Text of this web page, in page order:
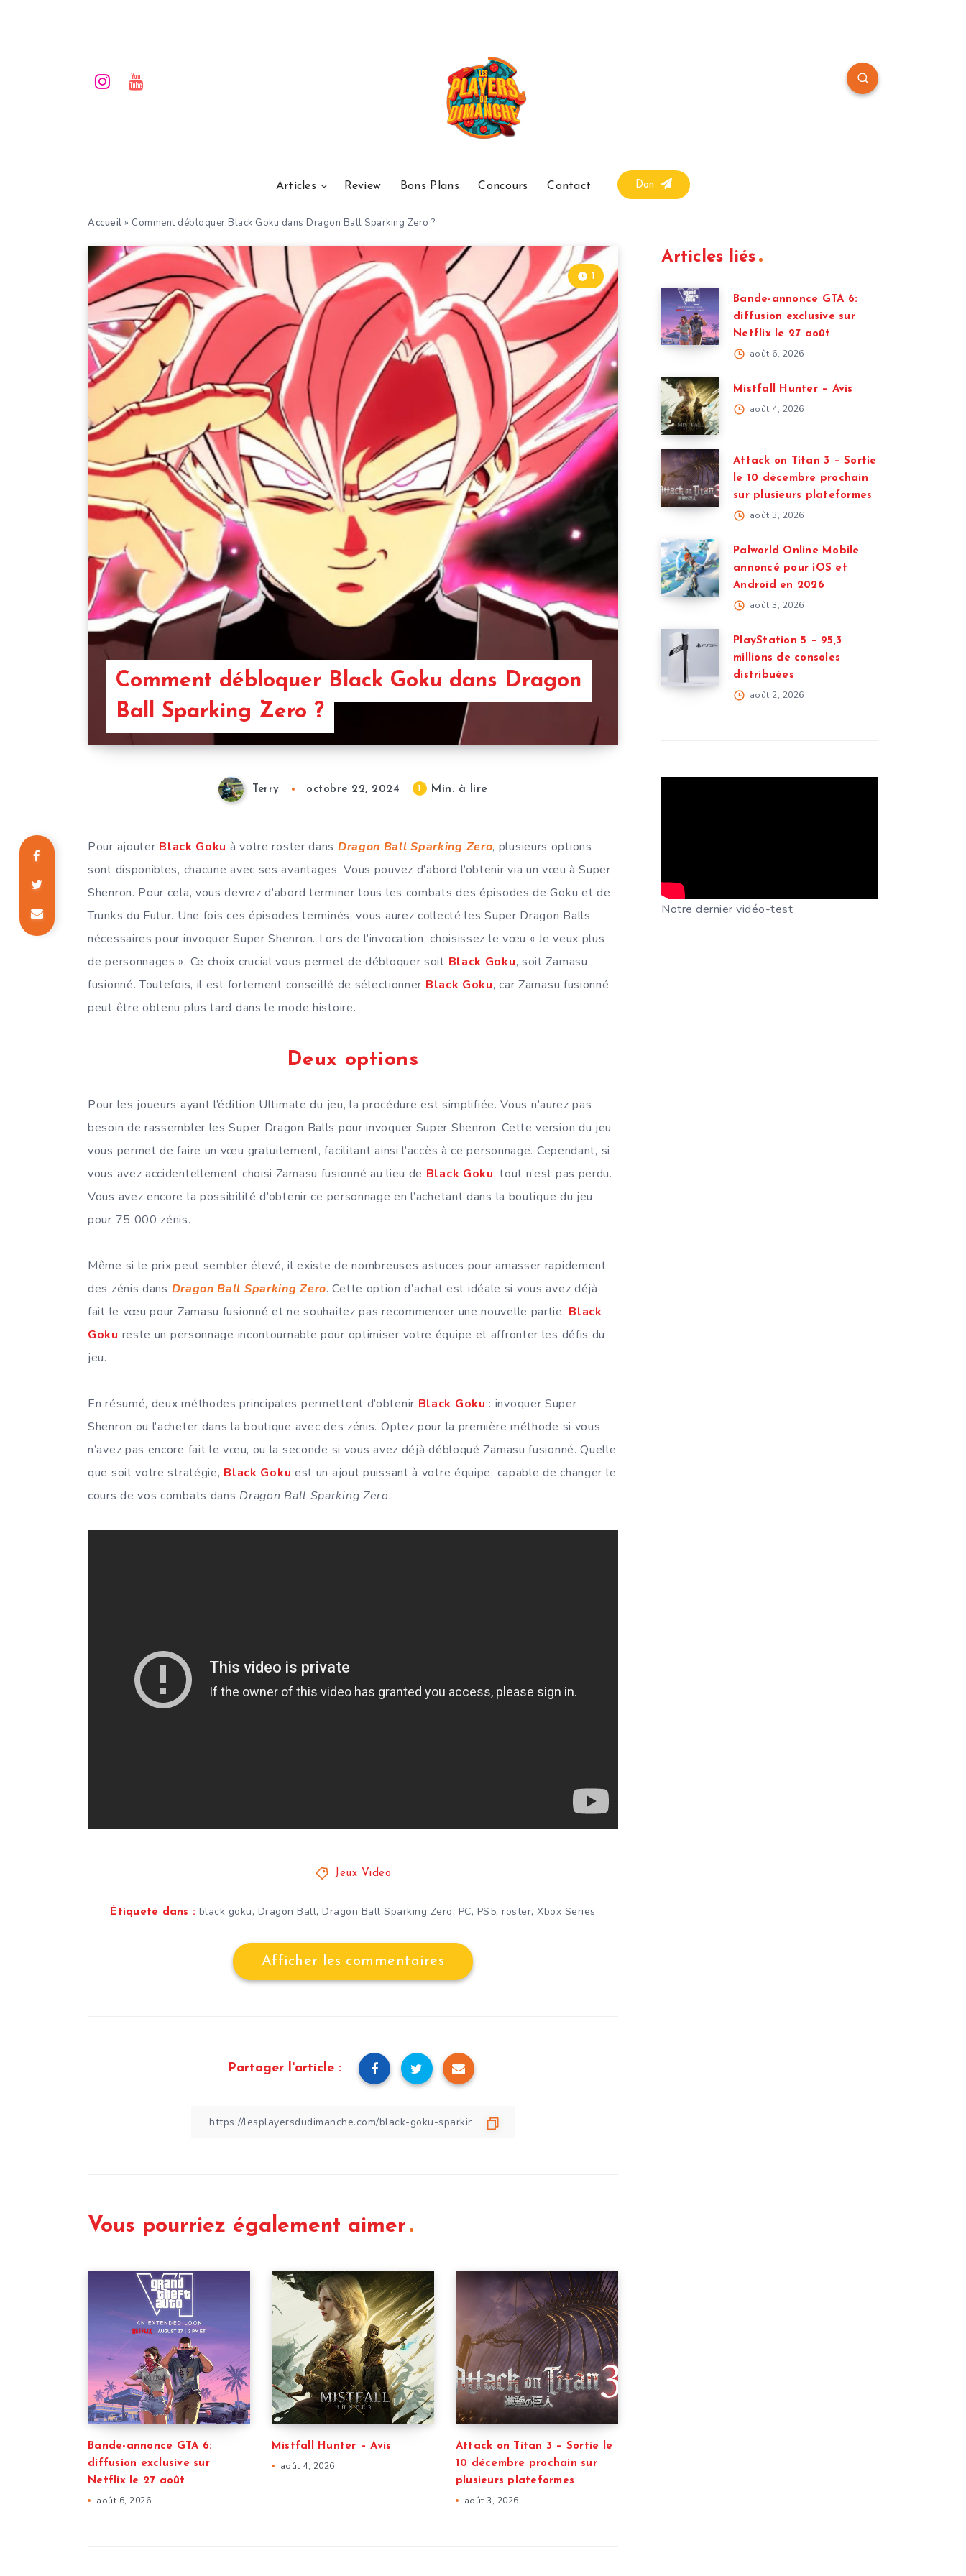
Articles Review Bons Plans Concours Contact Don
Accueil » Comment débloquer Black Goku dans Dragon Ball Sparking Zero ?
Comment débloquer Black Goku dans Dragon
Ball Sparking Zero ?
1
Terry octobre 22, 2024 1 Min. à lire
Pour ajouter Black Goku à votre roster dans Dragon Ball Sparking Zero, plusieurs options
sont disponibles, chacune avec ses avantages. Vous pouvez d’abord l’obtenir via un vœu à Super
Shenron. Pour cela, vous devrez d’abord terminer tous les combats des épisodes de Goku et de
Trunks du Futur. Une fois ces épisodes terminés, vous aurez collecté les Super Dragon Balls
nécessaires pour invoquer Super Shenron. Lors de l’invocation, choisissez le vœu « Je veux plus
de personnages ». Ce choix crucial vous permet de débloquer soit Black Goku, soit Zamasu
fusionné. Toutefois, il est fortement conseillé de sélectionner Black Goku, car Zamasu fusionné
peut être obtenu plus tard dans le mode histoire.
Deux options
Pour les joueurs ayant l’édition Ultimate du jeu, la procédure est simplifiée. Vous n’aurez pas
besoin de rassembler les Super Dragon Balls pour invoquer Super Shenron. Cette version du jeu
vous permet de faire un vœu gratuitement, facilitant ainsi l’accès à ce personnage. Cependant, si
vous avez accidentellement choisi Zamasu fusionné au lieu de Black Goku, tout n’est pas perdu.
Vous avez encore la possibilité d’obtenir ce personnage en l’achetant dans la boutique du jeu
pour 75 000 zénis.
Même si le prix peut sembler élevé, il existe de nombreuses astuces pour amasser rapidement
des zénis dans Dragon Ball Sparking Zero. Cette option d’achat est idéale si vous avez déjà
fait le vœu pour Zamasu fusionné et ne souhaitez pas recommencer une nouvelle partie. Black
Goku reste un personnage incontournable pour optimiser votre équipe et affronter les défis du
jeu.
En résumé, deux méthodes principales permettent d’obtenir Black Goku : invoquer Super
Shenron ou l’acheter dans la boutique avec des zénis. Optez pour la première méthode si vous
n’avez pas encore fait le vœu, ou la seconde si vous avez déjà débloqué Zamasu fusionné. Quelle
que soit votre stratégie, Black Goku est un ajout puissant à votre équipe, capable de changer le
cours de vos combats dans Dragon Ball Sparking Zero.
Jeux Video
Étiqueté dans : black goku, Dragon Ball,Dragon Ball Sparking Zero, PC, PS5,roster,Xbox Series
Afficher les commentaires
Partager l'article :
Vous pourriez également aimer
Bande-annonce GTA 6:
diffusion exclusive sur
Netflix le 27 août
août 6, 2026
Mistfall Hunter – Avis
août 4, 2026
Attack on Titan 3 – Sortie le
10 décembre prochain sur
plusieurs plateformes
août 3, 2026
Articles liés
Bande-annonce GTA 6:
diffusion exclusive sur
Netflix le 27 août
août 6, 2026
Mistfall Hunter – Avis
août 4, 2026
Attack on Titan 3 – Sortie
le 10 décembre prochain
sur plusieurs plateformes
août 3, 2026
Palworld Online Mobile
annoncé pour iOS et
Android en 2026
août 3, 2026
PlayStation 5 – 95,3
millions de consoles
distribuées
août 2, 2026
Notre dernier vidéo-test